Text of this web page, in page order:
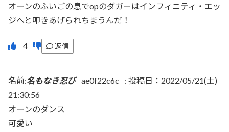
オーンのふいごの息でopのダガーはインフィニティ・エッ
ジへと叩きあげられちまうんだ！
返信
名前:名もなき忍び ae0f22c6c : 投稿日：2022/05/21(土)
21:30:56
オーンのダンス
可愛い